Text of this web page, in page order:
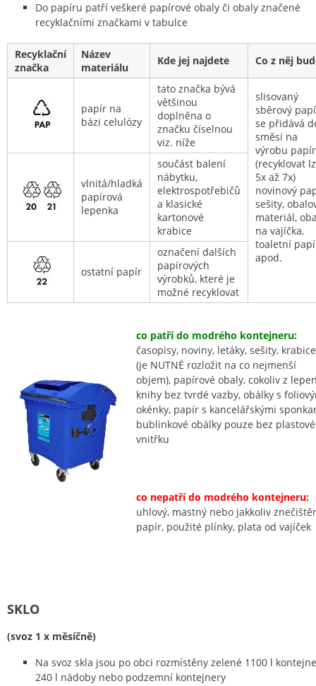
Do papíru patří veškeré papírové obaly či obaly značené
recyklačními značkami v tabulce
Recyklační
značka
Název
materiálu
Kde jej najdete Co z něj
papír na
bázi celulózy
tato značka bývá
většinou
doplněna o
značku číselnou
viz. níže
slisovaný
sběrový
se přidává
směsi na
výrobu
(recyklovat
5x až 7x)
novinový
sešity,
materiál,
na vajíčka,
toaletní
apod.
vlnitá/hladká
papírová
lepenka
součást balení
nábytku,
elektrospotřebičů
a klasické
kartonové
krabice
ostatní papír
označení dalších
papírových
výrobků, které je
možné recyklovat
co patří do modrého kontejneru:
časopisy, noviny, letáky, sešity, krabice
(je NUTNÉ rozložit na co nejmenší
objem), papírové obaly, cokoliv z
knihy bez tvrdé vazby, obálky s
okénky, papír s kancelářskými
bublinkové obálky pouze bez
vnitřku
co nepatří do modrého kontejneru:
uhlový, mastný nebo jakkoliv
papír, použité plínky, plata od vajíček
SKLO
(svoz 1 x měsíčně)
Na svoz skla jsou po obci rozmístěny zelené 1100 l
240 l nádoby nebo podzemní kontejnery